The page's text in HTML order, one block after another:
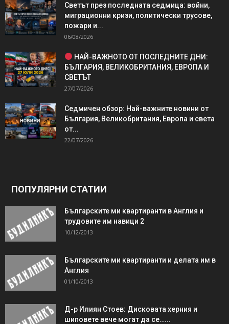
Светът през последната седмица: войни,
миграционни кризи, политически трусове,
пожари и...
06/08/2026
НАЙ-ВАЖНОТО ОТ ПОСЛЕДНИТЕ ДНИ:
БЪЛГАРИЯ, ВЕЛИКОБРИТАНИЯ, ЕВРОПА И
СВЕТЪТ
27/07/2026
Седмичен обзор: Най-важните новини от
България, Великобритания, Европа и света
от...
22/07/2026
ПОПУЛЯРНИ СТАТИИ
Българските ми квартиранти в Англия и
трудовите им навици 2
10/12/2013
Българските ми квартиранти и делата им в
Англия
01/10/2013
Д-р Илиян Стоев: Дисковата херния и
шиповете вече могат да се…...